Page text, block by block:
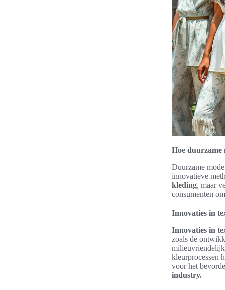
Hoe
Duurzame
innovatieve
kleding, maar
consumenten
Innovaties in
Innovaties in
zoals de
kleurprocessen
voor het
industry.